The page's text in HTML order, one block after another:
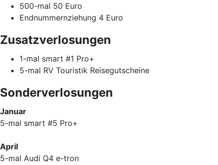
500-mal 50 Euro
Endnummernziehung 4 Euro
Zusatzverlosungen
1-mal smart #1 Pro+
5-mal RV Touristik Reisegutscheine
Sonderverlosungen
Januar
5-mal smart #5 Pro+
April
5-mal Audi Q4 e-tron